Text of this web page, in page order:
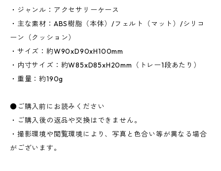
・ジャンル：アクセサリーケース
・主な素材：ABS樹脂（本体）/フェルト（マット）/シリコ
ーン（クッション）
・サイズ：約W90xD90xH100mm
・内寸サイズ：約W85xD85xH20mm（トレー1段あたり）
・重量：約190g
●ご購入前にお読みください
・ご購入後の返品や交換はできません。
・撮影環境や閲覧環境により、写真と色合い等が異なる場合
がございます。